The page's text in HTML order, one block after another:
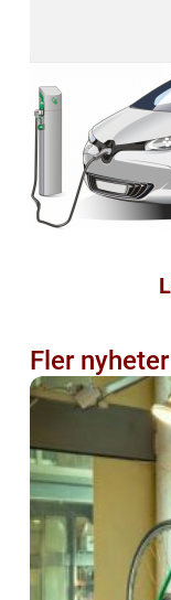
Fler nyheter